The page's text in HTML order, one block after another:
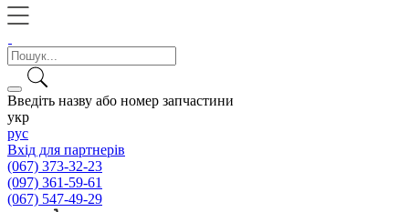
Введіть назву або номер запчастини
укр
рус
Вхід для партнерів
(067) 373-32-23
(097) 361-59-61
(067) 547-49-29